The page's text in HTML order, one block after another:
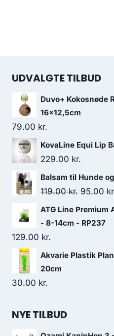
UDVALGTE TILBUD
Duvo+ Kokosnøde
16x12,5cm
79.00 kr.
KovaLine Equi Lip
229.00 kr.
Balsam til Hunde
119.00kr. Den
pris
119.00
95.00
ATG Line Premium
- 8-14cm - RP237
129.00 kr.
Akvarie Plastik
20cm
30.00 kr.
NYE TILBUD